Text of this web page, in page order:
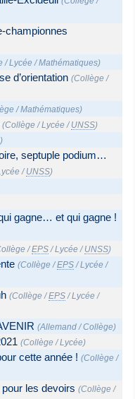
championnes
/Lycée /Mathématiques)
d’orientation (Collège /
/Mathématiques)
(Collège /Lycée / UNSS)
)
septuple podium…
/ UNSS)
gagne… et qui gagne !
/EPS /Lycée / UNSS)
(Collège /EPS /Lycée /
(Collège /EPS /Lycée /
(Allemand /Collège)
(Collège /Lycée)
cette année ! (Collège /
les devoirs (Collège /